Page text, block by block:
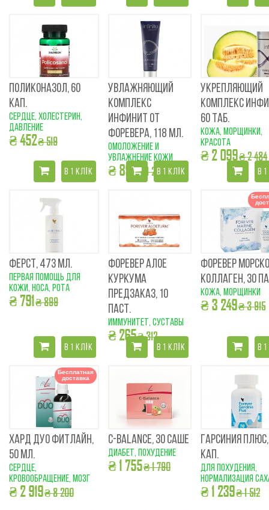
ПОЛИКОНАЗОЛ, 60
КАП.
сердце, холестерин,
давление
₴ 452₴ 519
В 1 КЛІК
УВЛАЖНЯЮЩИЙ
КОМПЛЕКС
ИНФИНИТ ОТ
ФОРЕВЕРА, 118 МЛ.
омоложение и
увлажнение кожи
₴ 899₴ 1 249В 1 КЛІК
УКРЕПЛЯЮЩИЙ
КОМПЛЕКС
60 ТАБ.
кожа, морщинки,
красота
₴ 2 099₴ 2 484
В
ФЕРСТ, 473 МЛ.
первая помощь для
кожи, носа, рота
₴ 791 ₴ 899
В 1 КЛІК
ФОРЕВЕР АЛОЕ
КУРКУМА
ПРЕДЗАКАЗ, 10
ПАСТ.
иммунитет, суставы
₴ 265₴ 312
В 1 КЛІК
ФОРЕВЕР
КОЛЛАГЕН, 30
кожа, морщинки
₴ 3 249₴ 3 915
В
Бесплатная
доставка
ХАРД ДУО ФИТЛАЙН,
50 МЛ.
сердце,
кровообращение, мозг
₴ 2 919₴ 8 200
C-BALANCE, 30 САШЕ
диабет, похудение
₴ 1 755₴ 1 790
ГАРСИНИЯ
КАП.
для похудения,
нормализация
₴ 1 239₴ 1 512